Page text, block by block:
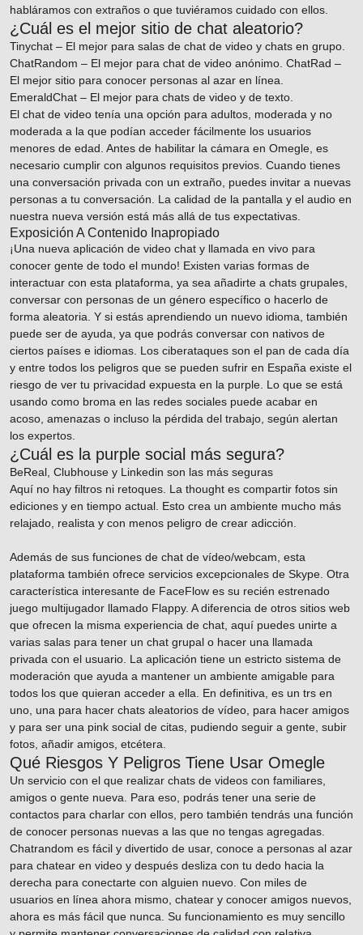
habláramos con extraños o que tuviéramos cuidado con ellos.
¿Cuál es el mejor sitio de chat aleatorio?
Tinychat – El mejor para salas de chat de video y chats en grupo.
ChatRandom – El mejor para chat de video anónimo. ChatRad –
El mejor sitio para conocer personas al azar en línea.
EmeraldChat – El mejor para chats de video y de texto.
El chat de video tenía una opción para adultos, moderada y no
moderada a la que podían acceder fácilmente los usuarios
menores de edad. Antes de habilitar la cámara en Omegle, es
necesario cumplir con algunos requisitos previos. Cuando tienes
una conversación privada con un extraño, puedes invitar a nuevas
personas a tu conversación. La calidad de la pantalla y el audio en
nuestra nueva versión está más allá de tus expectativas.
Exposición A Contenido Inapropiado
¡Una nueva aplicación de video chat y llamada en vivo para
conocer gente de todo el mundo! Existen varias formas de
interactuar con esta plataforma, ya sea añadirte a chats grupales,
conversar con personas de un género específico o hacerlo de
forma aleatoria. Y si estás aprendiendo un nuevo idioma, también
puede ser de ayuda, ya que podrás conversar con nativos de
ciertos países e idiomas. Los ciberataques son el pan de cada día
y entre todos los peligros que se pueden sufrir en España existe el
riesgo de ver tu privacidad expuesta en la purple. Lo que se está
usando como broma en las redes sociales puede acabar en
acoso, amenazas o incluso la pérdida del trabajo, según alertan
los expertos.
¿Cuál es la purple social más segura?
BeReal, Clubhouse y Linkedin son las más seguras
Aquí no hay filtros ni retoques. La thought es compartir fotos sin
ediciones y en tiempo actual. Esto crea un ambiente mucho más
relajado, realista y con menos peligro de crear adicción.
Además de sus funciones de chat de vídeo/webcam, esta
plataforma también ofrece servicios excepcionales de Skype. Otra
característica interesante de FaceFlow es su recién estrenado
juego multijugador llamado Flappy. A diferencia de otros sitios web
que ofrecen la misma experiencia de chat, aquí puedes unirte a
varias salas para tener un chat grupal o hacer una llamada
privada con el usuario. La aplicación tiene un estricto sistema de
moderación que ayuda a mantener un ambiente amigable para
todos los que quieran acceder a ella. En definitiva, es un trs en
uno, una para hacer chats aleatorios de vídeo, para hacer amigos
y para ser una pink social de citas, pudiendo seguir a gente, subir
fotos, añadir amigos, etcétera.
Qué Riesgos Y Peligros Tiene Usar Omegle
Un servicio con el que realizar chats de videos con familiares,
amigos o gente nueva. Para eso, podrás tener una serie de
contactos para charlar con ellos, pero también tendrás una función
de conocer personas nuevas a las que no tengas agregadas.
Chatrandom es fácil y divertido de usar, conoce a personas al azar
para chatear en video y después desliza con tu dedo hacia la
derecha para conectarte con alguien nuevo. Con miles de
usuarios en línea ahora mismo, chatear y conocer amigos nuevos,
ahora es más fácil que nunca. Su funcionamiento es muy sencillo